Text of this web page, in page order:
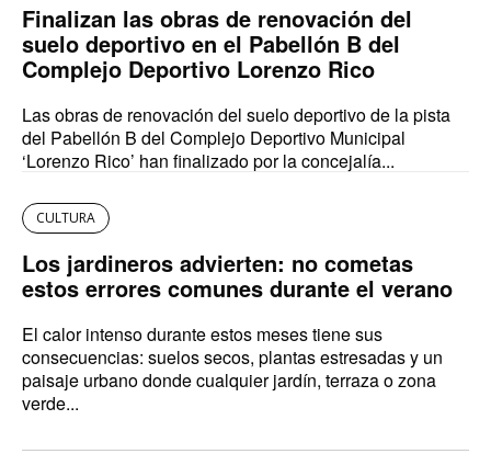
Finalizan las obras de renovación del
suelo deportivo en el Pabellón B del
Complejo Deportivo Lorenzo Rico
Las obras de renovación del suelo deportivo de la pista
del Pabellón B del Complejo Deportivo Municipal
‘Lorenzo Rico’ han finalizado por la concejalía...
CULTURA
Los jardineros advierten: no cometas
estos errores comunes durante el verano
El calor intenso durante estos meses tiene sus
consecuencias: suelos secos, plantas estresadas y un
paisaje urbano donde cualquier jardín, terraza o zona
verde...